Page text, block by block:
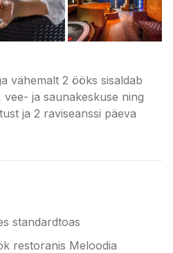
vähemalt 2 ööks sisaldab
ja saunakeskuse ning
ja 2 raviseanssi päeva
standardtoas
restoranis Meloodia